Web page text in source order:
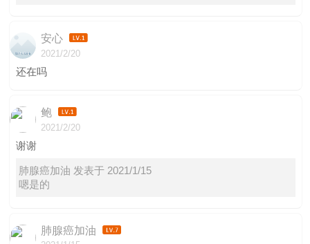
安心
2021/2/20
还在吗
鲍
2021/2/20
谢谢
肺腺癌加油 发表于 2021/1/15
嗯是的
肺腺癌加油